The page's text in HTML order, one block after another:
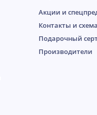
Акции и
Контакты и
Подарочный
Производители